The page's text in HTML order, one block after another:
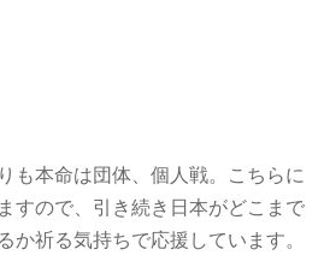
も本命は団体、個人戦。こちらに
すので、引き続き日本がどこまで
か祈る気持ちで応援しています。